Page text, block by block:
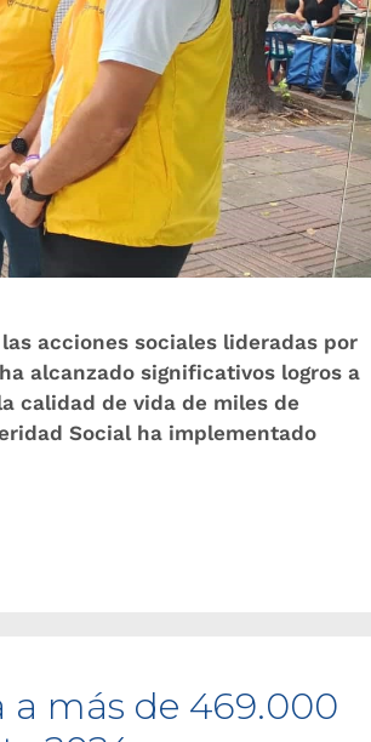
acciones sociales lideradas por
alcanzado significativos logros a
calidad de vida de miles de
Social ha implementado
a más de 469.000